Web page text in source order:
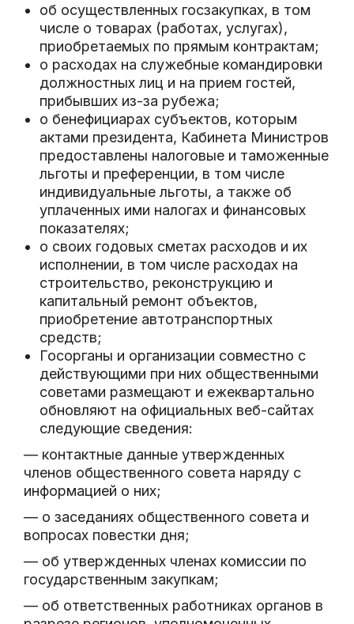
об осуществленных госзакупках, в том
числе о товарах (работах, услугах),
приобретаемых по прямым контрактам;
о расходах на служебные командировки
должностных лиц и на прием гостей,
прибывших из-за рубежа;
о бенефициарах субъектов, которым
актами президента, Кабинета Министров
предоставлены налоговые и таможенные
льготы и преференции, в том числе
индивидуальные льготы, а также об
уплаченных ими налогах и финансовых
показателях;
о своих годовых сметах расходов и их
исполнении, в том числе расходах на
строительство, реконструкцию и
капитальный ремонт объектов,
приобретение автотранспортных
средств;
Госорганы и организации совместно с
действующими при них общественными
советами размещают и ежеквартально
обновляют на официальных веб-сайтах
следующие сведения:
— контактные данные утвержденных
членов общественного совета наряду с
информацией о них;
— о заседаниях общественного совета и
вопросах повестки дня;
— об утвержденных членах комиссии по
государственным закупкам;
— об ответственных работниках органов в